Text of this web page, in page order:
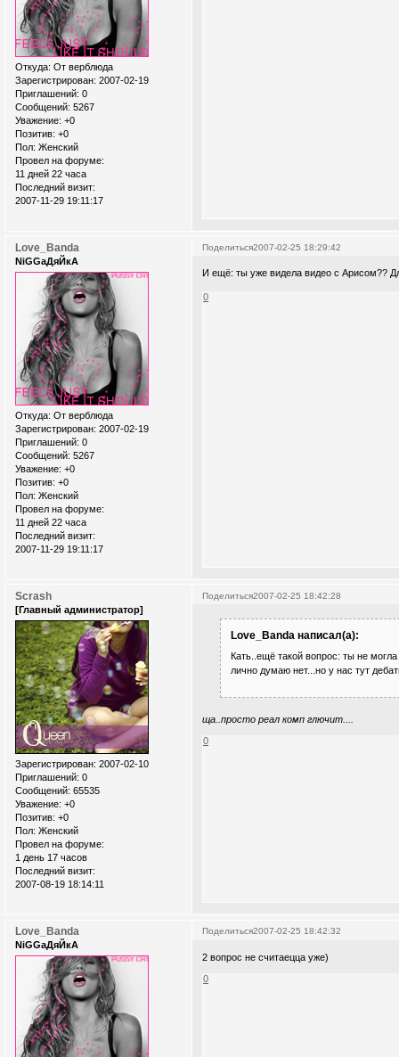
Откуда: От верблюда
Зарегистрирован: 2007-02-19
Приглашений: 0
Сообщений: 5267
Уважение: +0
Позитив: +0
Пол: Женский
Провел на форуме:
11 дней 22 часа
Последний визит:
2007-11-29 19:11:17
Поделиться2007-02-25 18:29:42
Love_Banda
NiGGaДяЙкА
Откуда: От верблюда
Зарегистрирован: 2007-02-19
Приглашений: 0
Сообщений: 5267
Уважение: +0
Позитив: +0
Пол: Женский
Провел на форуме:
11 дней 22 часа
Последний визит:
2007-11-29 19:11:17
И ещё: ты уже видела видео с Арисом??
0
Поделиться2007-02-25 18:42:28
Scrash
[Главный администратор]
Зарегистрирован: 2007-02-10
Приглашений: 0
Сообщений: 65535
Уважение: +0
Позитив: +0
Пол: Женский
Провел на форуме:
1 день 17 часов
Последний визит:
2007-08-19 18:14:11
Love_Banda написал(а):
Кать..ещё такой вопрос: ты не
лично думаю нет...но у нас тут
ща..просто реал комп глючит....
0
Поделиться2007-02-25 18:42:32
Love_Banda
NiGGaДяЙкА
2 вопрос не считаецца уже)
0